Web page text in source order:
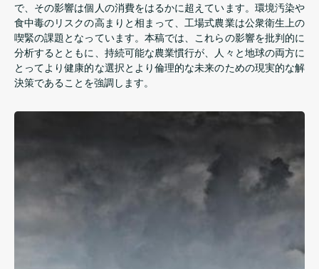
で、その影響は個人の消費をはるかに超えています。環境汚染や
食中毒のリスクの高まりと相まって、工場式農業は公衆衛生上の
喫緊の課題となっています。本稿では、これらの影響を批判的に
分析するとともに、持続可能な農業慣行が、人々と地球の両方に
とってより健康的な選択とより倫理的な未来のための現実的な解
決策であることを強調します。